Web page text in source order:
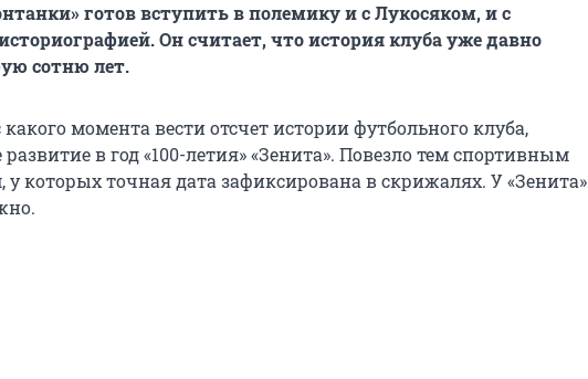
готов вступить в полемику и с Лукосяком, и с
Он считает, что история клуба уже давно
сотню лет.
момента вести отсчет истории футбольного клуба,
в год «100-летия» «Зенита». Повезло тем спортивным
которых точная дата зафиксирована в скрижалях. У «Зенита»